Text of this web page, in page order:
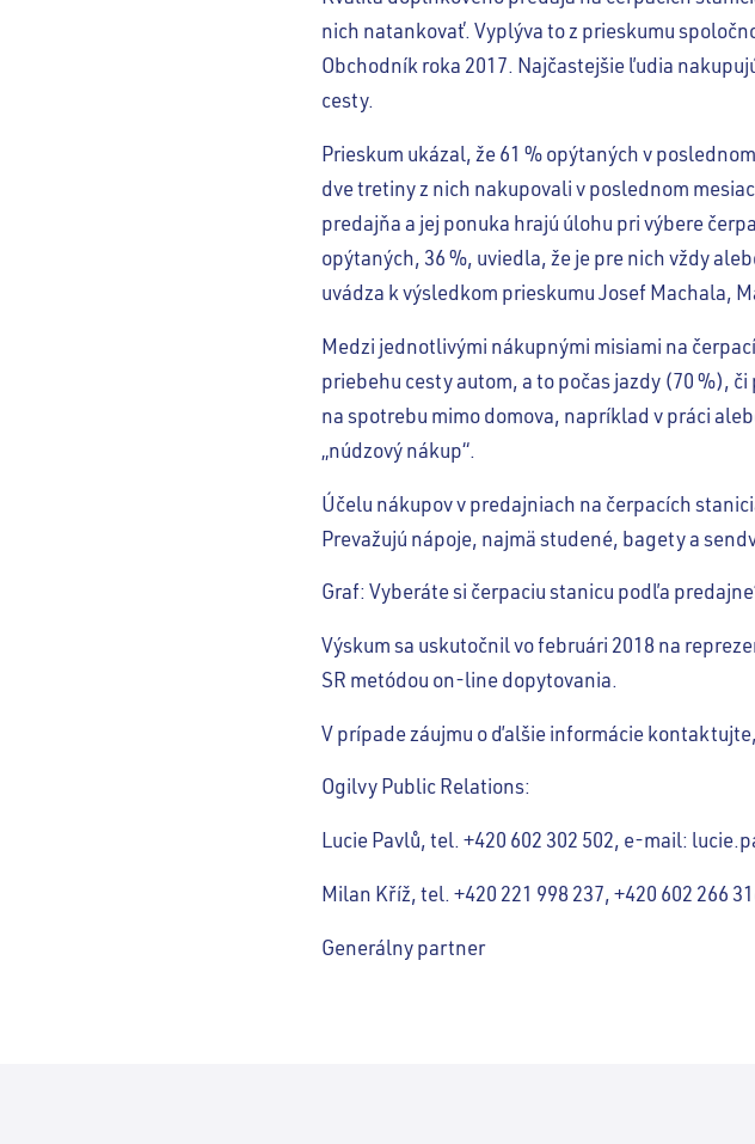
nich natankovať. Vyplýva to z prieskumu
Obchodník roka 2017. Najčastejšie ľudia
cesty.
Prieskum ukázal, že 61 % opýtaných v
dve tretiny z nich nakupovali v poslednom
predajňa a jej ponuka hrajú úlohu pri výbere
opýtaných, 36 %, uviedla, že je pre nich vždy
uvádza k výsledkom prieskumu Josef Machala,
Medzi jednotlivými nákupnými misiami na
priebehu cesty autom, a to počas jazdy (70 %),
na spotrebu mimo domova, napríklad v práci
„núdzový nákup“.
Účelu nákupov v predajniach na čerpacích
Prevažujú nápoje, najmä studené, bagety a
Graf: Vyberáte si čerpaciu stanicu podľa
Výskum sa uskutočnil vo februári 2018 na
SR metódou on-line dopytovania.
V prípade záujmu o ďalšie informácie
Ogilvy Public Relations:
Lucie Pavlů, tel. +420 602 302 502, e-mail:
Milan Kříž, tel. +420 221 998 237, +420 602 266
Generálny partner